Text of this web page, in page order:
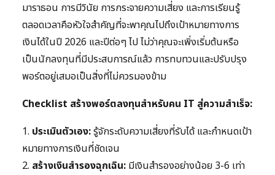
มาราธอน การมีวินัย การกระจายความเสี่ยง และการเรียนรู้
ตลอดเวลาคือหัวใจสำคัญที่จะพาคุณไปถึงเป้าหมายทางการ
เงินได้ในปี 2026 และปีต่อๆ ไป ไม่ว่าคุณจะเพิ่งเริ่มต้นหรือ
เป็นนักลงทุนที่มีประสบการณ์แล้ว การทบทวนและปรับปรุง
พอร์ตอยู่เสมอเป็นสิ่งที่ไม่ควรมองข้าม
Checklist สร้างพอร์ตลงทุนสำหรับคน IT สู่ความสำเร็จ:
1. ประเมินตัวเอง:รู้จักระดับความเสี่ยงที่รับได้ และกำหนดเป้า
หมายทางการเงินที่ชัดเจน
2. สร้างเงินสำรองฉุกเฉิน: มีเงินสำรองอย่างน้อย 3-6 เท่า